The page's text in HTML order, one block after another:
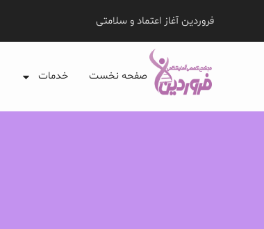
فروردین آغاز اعتماد و سلامتی
صفحه نخست خدمات